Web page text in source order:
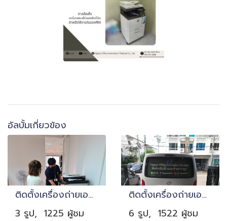
อัลบั้มเกี่ยวข้อง
ติดตั้งเครื่องถ่ายเอกสาร ในสำนักงาน
3 รูป, 1225 ผู้ชม
ติดตั้งเครื่องถ่ายเอกสาร ย่านรามอินทรา
6 รูป, 1522 ผู้ชม